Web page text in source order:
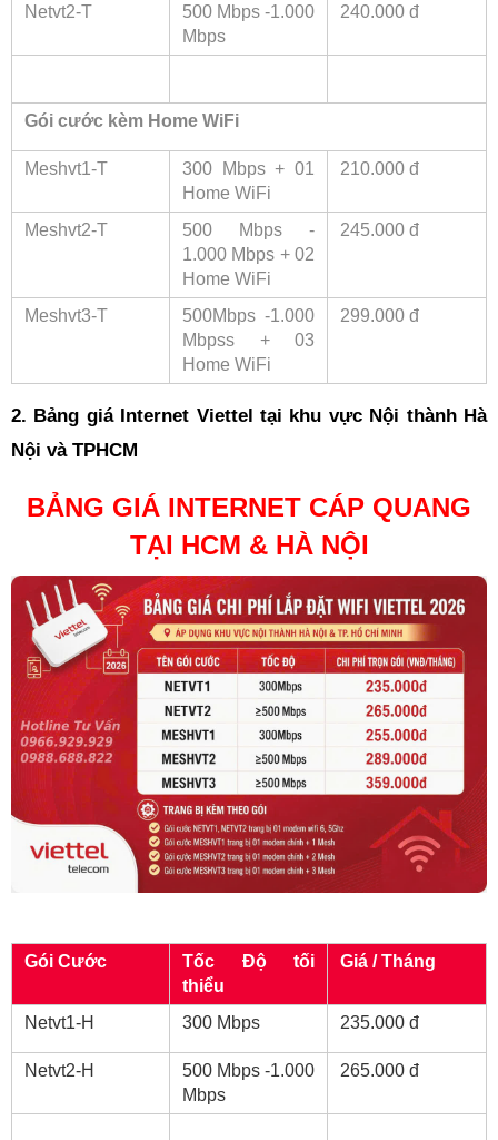
Netvt2-T
500 Mbps -1.000
Mbps
240.000 đ
Gói cước kèm Home WiFi
Meshvt1-T
300 Mbps + 01
Home WiFi
210.000 đ
Meshvt2-T
500 Mbps -
1.000 Mbps + 02
Home WiFi
245.000 đ
Meshvt3-T
500Mbps -1.000
Mbpss + 03
Home WiFi
299.000 đ
2. Bảng giá Internet Viettel tại khu vực Nội thành Hà
Nội và TPHCM
BẢNG GIÁ INTERNET CÁP QUANG
TẠI HCM &HÀ NỘI
Gói Cước
Tốc Độ tối
thiểu
Giá / Tháng
Netvt1-H 300 Mbps 235.000 đ
Netvt2-H
500 Mbps -1.000
Mbps
265.000 đ